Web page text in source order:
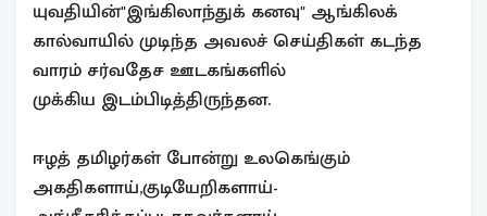
யுவதியின்"இங்கிலாந்துக் கனவு" ஆங்கிலக்
கால்வாயில் முடிந்த அவலச் செய்திகள் கடந்த
வாரம் சர்வதேச ஊடகங்களில்
முக்கிய இடம்பிடித்திருந்தன.
ஈழத் தமிழர்கள் போன்று உலகெங்கும்
அகதிகளாய்,குடியேறிகளாய்-